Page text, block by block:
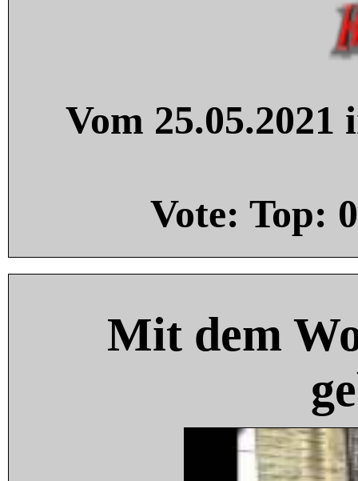
Vom
Vote: Top: 0
Mit dem